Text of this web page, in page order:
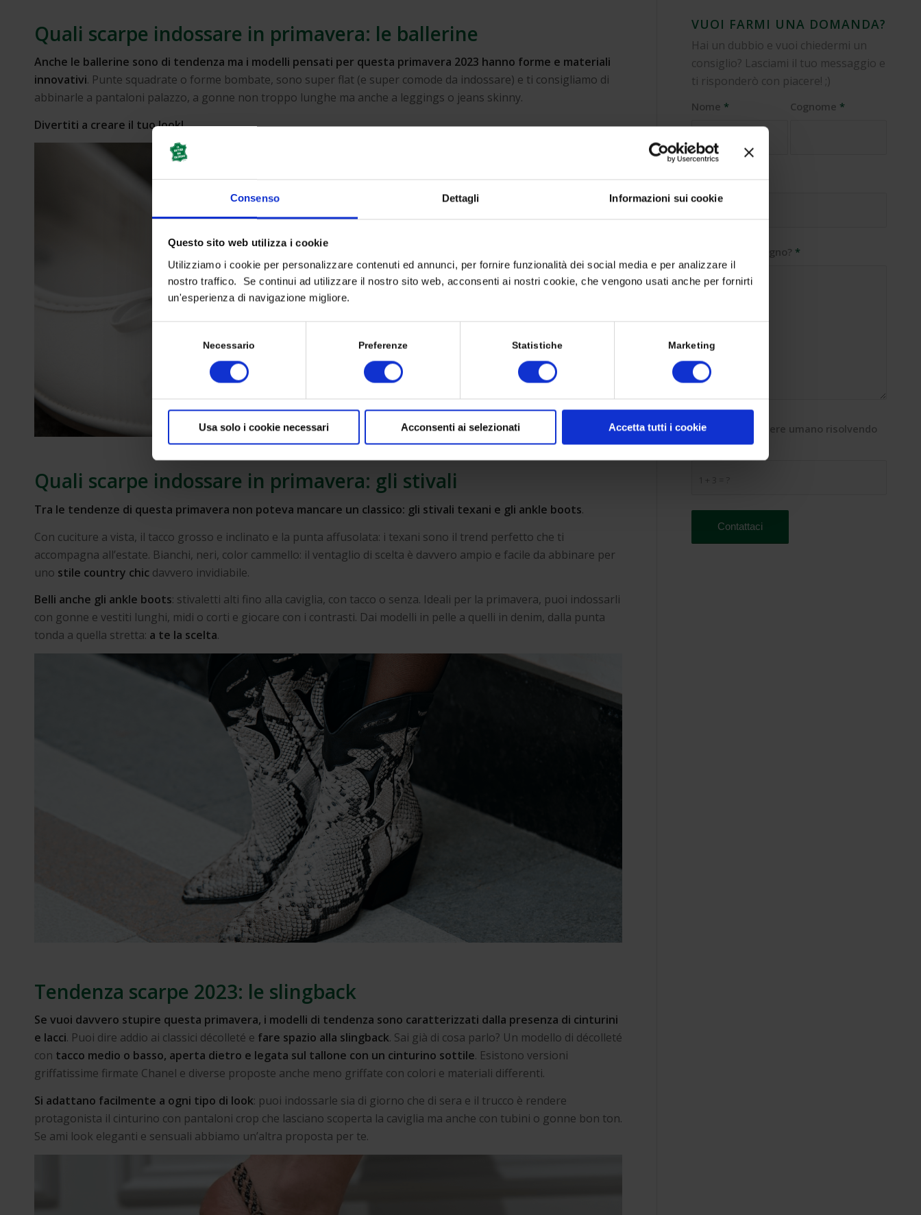
Consenso Dettagli Informazioni sui cookie
Questo sito web utilizza i cookie
Utilizziamo i cookie per personalizzare contenuti ed annunci, per fornire funzionalità dei social media e per analizzare il
nostro traffico. Se continui ad utilizzare il nostro sito web, acconsenti ai nostri cookie, che vengono usati anche per fornirti
un'esperienza di navigazione migliore.
Necessario Preferenze Statistiche Marketing
Usa solo i cookie necessari Acconsenti ai selezionati Accetta tutti i cookie
Quali scarpe indossare in primavera: le ballerine
Anche le ballerine sono di tendenza ma i modelli pensati per questa primavera 2023 hanno forme e materiali
innovativi. Punte squadrate o forme bombate, sono super flat (e super comode da indossare) e ti consigliamo di
abbinarle a pantaloni palazzo, a gonne non troppo lunghe ma anche a leggings o jeans skinny.
Divertiti a creare il tuo look!
Quali scarpe indossare in primavera: gli stivali
Tra le tendenze di questa primavera non poteva mancare un classico: gli stivali texani e gli ankle boots.
Con cuciture a vista, il tacco grosso e inclinato e la punta affusolata: i texani sono il trend perfetto che ti
accompagna all’estate. Bianchi, neri, color cammello: il ventaglio di scelta è davvero ampio e facile da abbinare per
uno stile country chic davvero invidiabile.
Belli anche gli ankle boots: stivaletti alti fino alla caviglia, con tacco o senza. Ideali per la primavera, puoi indossarli
con gonne e vestiti lunghi, midi o corti e giocare con i contrasti. Dai modelli in pelle a quelli in denim, dalla punta
tonda a quella stretta: a te la scelta.
Tendenza scarpe 2023: le slingback
Se vuoi davvero stupire questa primavera, i modelli di tendenza sono caratterizzati dalla presenza di cinturini
e lacci. Puoi dire addio ai classici décolleté e fare spazio alla slingback. Sai già di cosa parlo? Un modello di décolleté
con tacco medio o basso, aperta dietro e legata sul tallone con un cinturino sottile. Esistono versioni
griffatissime firmate Chanel e diverse proposte anche meno griffate con colori e materiali differenti.
Si adattano facilmente a ogni tipo di look: puoi indossarle sia di giorno che di sera e il trucco è rendere
protagonista il cinturino con pantaloni crop che lasciano scoperta la caviglia ma anche con tubini o gonne bon ton.
Se ami look eleganti e sensuali abbiamo un’altra proposta per te.
VUOI FARMI UNA DOMANDA?
Hai un dubbio e vuoi chiedermi un
consiglio? Lasciami il tuo messaggio e
ti risponderò con piacere! ;)
Nome * Cognome *
E-Mail*
Di cosa hai bisogno? *
Dimostra di essere umano risolvendo
l'equazione*